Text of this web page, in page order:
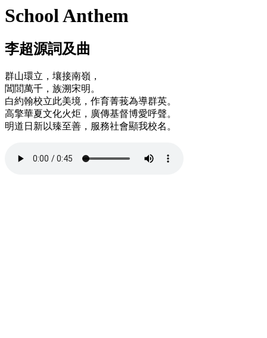
School Anthem
李超源詞及曲
群山環立，壤接南嶺，
閶閭萬千，族溯宋明。
白約翰校立此美境，作育菁莪為導群英。
高擎華夏文化火炬，廣傳基督博愛呼聲。
明道日新以臻至善，服務社會顯我校名。